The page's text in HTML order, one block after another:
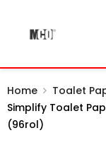
Home Toalet
Simplify Toalet
(96rol)